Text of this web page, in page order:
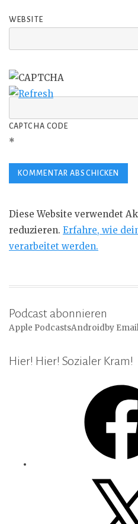
WEBSITE
CAPTCHA CODE
*
Diese Website verwendet
reduzieren. Erfahre, wie
verarbeitet werden.
Podcast abonnieren
Apple PodcastsAndroidby
Hier! Hier! Sozialer Kram!